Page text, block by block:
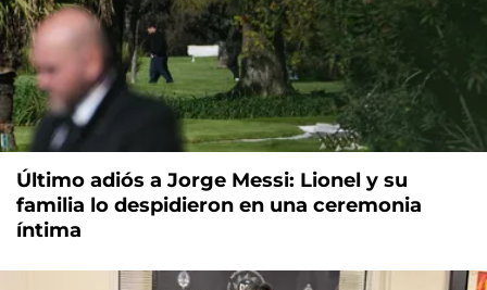
Último adiós a Jorge Messi: Lionel y su
familia lo despidieron en una ceremonia
íntima